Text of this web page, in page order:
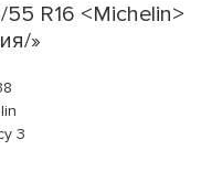
R16 <Michelin>
»
3